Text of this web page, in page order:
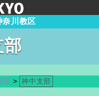
奈川教区
部
区 > 神中支部